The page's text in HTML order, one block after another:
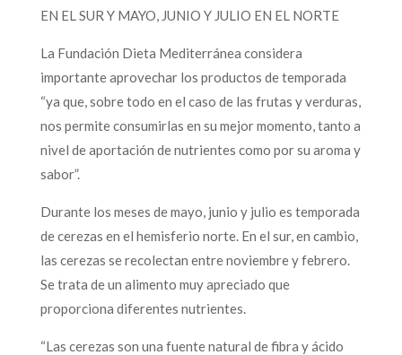
EN EL SUR Y MAYO, JUNIO Y JULIO EN EL NORTE
La Fundación Dieta Mediterránea considera
importante aprovechar los productos de temporada
“ya que, sobre todo en el caso de las frutas y verduras,
nos permite consumirlas en su mejor momento, tanto a
nivel de aportación de nutrientes como por su aroma y
sabor”.
Durante los meses de mayo, junio y julio es temporada
de cerezas en el hemisferio norte. En el sur, en cambio,
las cerezas se recolectan entre noviembre y febrero.
Se trata de un alimento muy apreciado que
proporciona diferentes nutrientes.
“Las cerezas son una fuente natural de fibra y ácido